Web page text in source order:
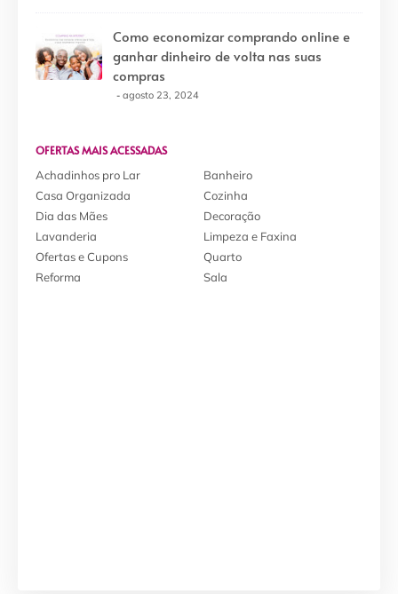
Como economizar comprando online e
ganhar dinheiro de volta nas suas
compras
agosto 23, 2024
OFERTAS MAIS ACESSADAS
Achadinhos pro Lar
Banheiro
Casa Organizada
Cozinha
Dia das Mães
Decoração
Lavanderia
Limpeza e Faxina
Ofertas e Cupons
Quarto
Reforma
Sala